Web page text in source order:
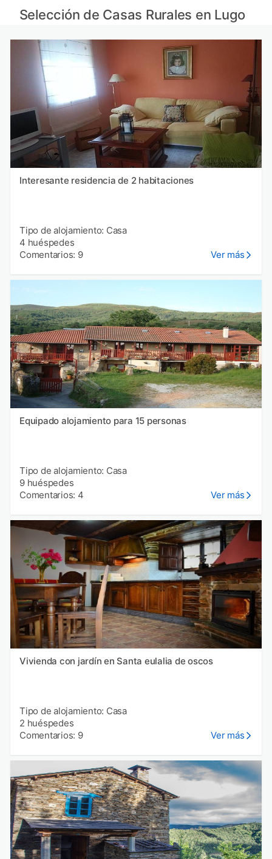
Casas rurales en Esposende provincia
Casas rurales en Zamora
Selección de Casas Rurales en Lugo
Interesante residencia de 2 habitaciones
Tipo de alojamiento: Casa
4 huéspedes
Comentarios: 9
Ver más
Equipado alojamiento para 15 personas
Tipo de alojamiento: Casa
9 huéspedes
Comentarios: 4
Ver más
Vivienda con jardín en Santa eulalia de oscos
Tipo de alojamiento: Casa
2 huéspedes
Comentarios: 9
Ver más